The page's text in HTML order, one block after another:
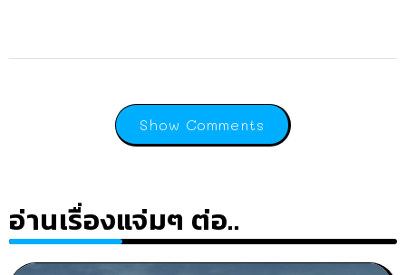
Show Comments
อ่านเรื่องแจ่มๆ ต่อ..